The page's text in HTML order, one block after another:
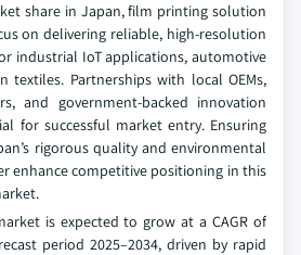
share in Japan, film printing solution
on delivering reliable, high-resolution
industrial IoT applications, automotive
textiles. Partnerships with local OEMs,
and government-backed innovation
for successful market entry. Ensuring
rigorous quality and environmental
enhance competitive positioning in this
is expected to grow at a CAGR of
period 2025–2034, driven by rapid